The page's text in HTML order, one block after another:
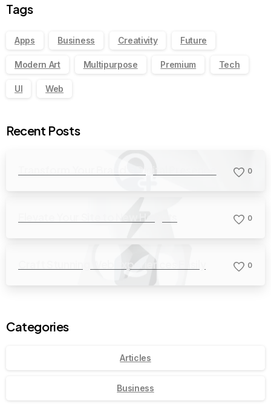
Tags
Apps Business Creativity Future
Modern Art Multipurpose Premium Tech
UI Web
Recent Posts
Transform Your Brand’s Digital Presence 0
0
Craft Stunning Web Experiences Easily 0
Categories
Articles
Business